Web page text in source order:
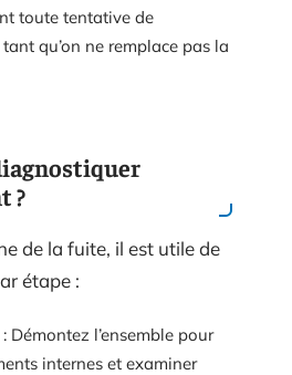
toute tentative de
qu’on ne remplace pas la
?
de la fuite, il est utile de
étape :
: Démontez l’ensemble pour
internes et examiner